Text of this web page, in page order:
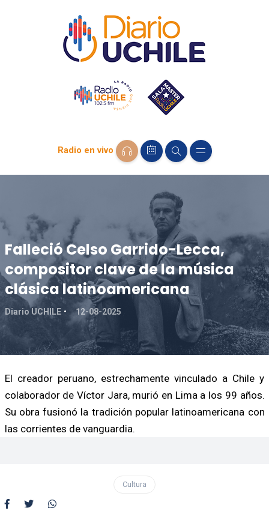
Radio en vivo
Falleció Celso Garrido-Lecca,
compositor clave de la música
clásica latinoamericana
Diario UCHILE 12-08-2025
El creador peruano, estrechamente vinculado a Chile y
colaborador de Víctor Jara, murió en Lima a los 99 años.
Su obra fusionó la tradición popular latinoamericana con
las corrientes de vanguardia.
Cultura